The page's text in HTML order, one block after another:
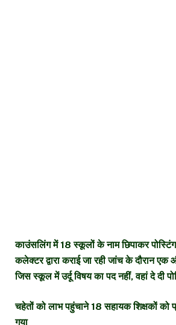
काउंसलिंग में 18 स्कूलों के नाम छिपाकर
कलेक्टर द्वारा कराई जा रही जांच के दौरान
जिस स्कूल में उर्दू विषय का पद नहीं, वहां दे दी
चहेतों को लाभ पहुंचाने 18 सहायक शिक्षकों को
गया